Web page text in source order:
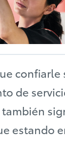
confiarle
de
estando